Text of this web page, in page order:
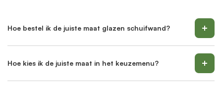
Hoe bestel ik de juiste maat glazen schuifwand?
Hoe kies ik de juiste maat in het keuzemenu?